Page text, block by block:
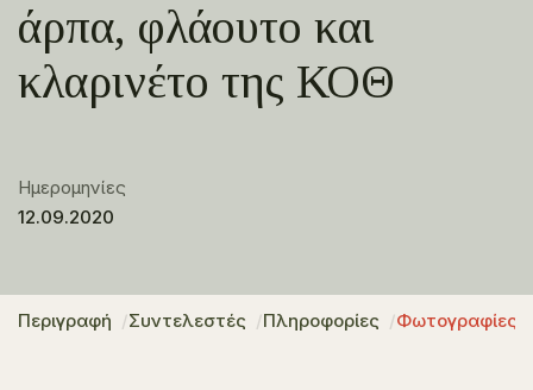
άρπα, φλάουτο και
κλαρινέτο της ΚΟΘ
Ημερομηνίες
12.09.2020
Περιγραφή Συντελεστές Πληροφορίες Φωτογραφίες